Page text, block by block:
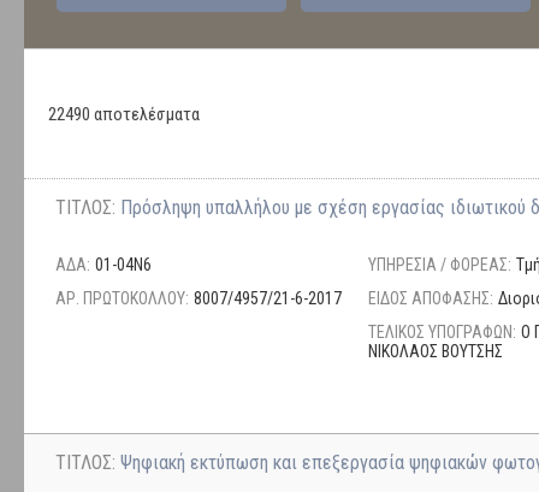
22490 αποτελέσματα
ΤΙΤΛΟΣ: Πρόσληψη υπαλλήλου με σχέση εργασίας ιδιωτικού
ΑΔΑ: 01-04Ν6
ΑΡ. ΠΡΩΤΟΚΟΛΛΟΥ: 8007/4957/21-6-2017
ΥΠΗΡΕΣΙΑ / ΦΟΡΕΑΣ:
ΕΙΔΟΣ ΑΠΟΦΑΣΗΣ:
ΤΕΛΙΚΟΣ ΥΠΟΓΡΑΦΩΝ: Ο
ΝΙΚΟΛΑΟΣ ΒΟΥΤΣΗΣ
ΤΙΤΛΟΣ: Ψηφιακή εκτύπωση και επεξεργασία ψηφιακών